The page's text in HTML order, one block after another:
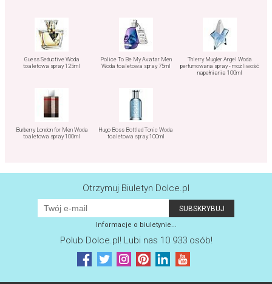
Guess Seductive Woda
toaletowa spray 125ml
Police To Be My Avatar Men
Woda toaletowa spray 75ml
Thierry Mugler Angel Woda
perfumowana spray - możliwość
napełniania 100ml
Burberry London for Men Woda
toaletowa spray 100ml
Hugo Boss Bottled Tonic Woda
toaletowa spray 100ml
Otrzymuj Biuletyn Dolce.pl
Informacje o biuletynie...
Polub Dolce.pl! Lubi nas 10 933 osób!